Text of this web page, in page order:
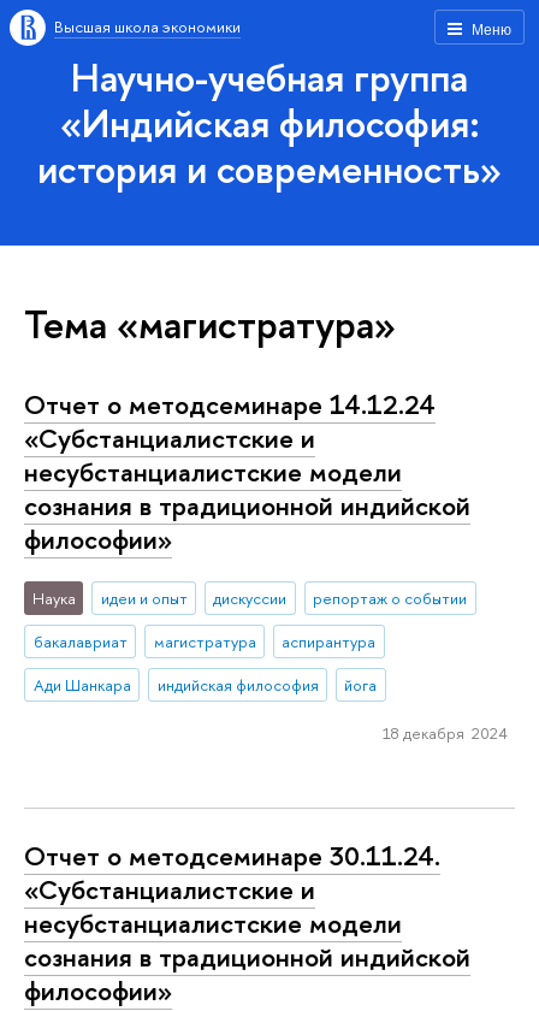
Меню
Высшая школа экономики
Научно-учебная группа
«Индийская философия:
история и современность»
Тема «магистратура»
Отчет о методсеминаре 14.12.24
«Субстанциалистские и
несубстанциалистские модели
сознания в традиционной индийской
философии»
Наука идеи и опыт дискуссии
репортаж о событии
бакалавриат
магистратура
аспирантура
Ади Шанкара
индийская философия йога
18 декабря 2024
Отчет о методсеминаре 30.11.24.
«Субстанциалистские и
несубстанциалистские модели
сознания в традиционной индийской
философии»